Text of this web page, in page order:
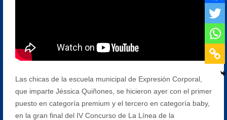
Las chicas de la escuela municipal de Expresión Corporal,
que imparte Jéssica Quiñones, se hicieron ayer con el primer
puesto en categoría premium y el tercero en categoría baby,
en la gran final del IV Concurso de La Línea de la